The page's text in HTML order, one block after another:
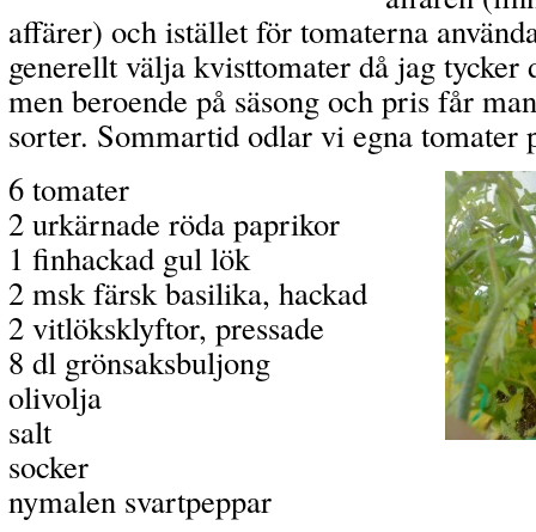
affärer) och istället för tomaterna
generellt välja kvisttomater då jag tycker
men beroende på säsong och pris får
sorter. Sommartid odlar vi egna tomater
6 tomater
2 urkärnade röda paprikor
1 finhackad gul lök
2 msk färsk basilika, hackad
2 vitlöksklyftor, pressade
8 dl grönsaksbuljong
olivolja
salt
socker
nymalen svartpeppar